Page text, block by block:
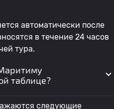
автоматически после
в течение 24 часов
тура.
таблице?
следующие